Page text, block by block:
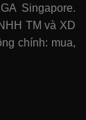
Singapore.
TM và XD
chính: mua,